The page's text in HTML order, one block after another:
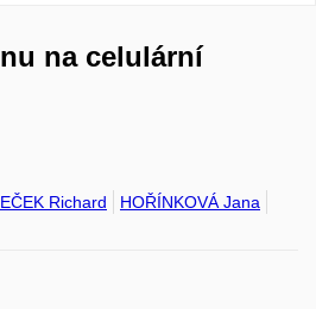
na celulární
Richard
HOŘÍNKOVÁ Jana